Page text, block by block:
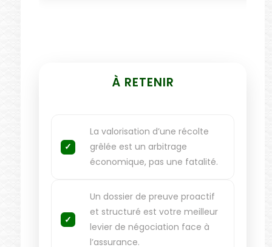
À RETENIR
La valorisation d’une récolte
grêlée est un arbitrage
économique, pas une fatalité.
Un dossier de preuve proactif
et structuré est votre meilleur
levier de négociation face à
l’assurance.